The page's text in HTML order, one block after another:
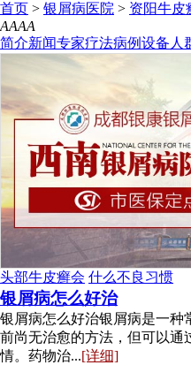
首页 > 银屑病医院 > 资阳牛皮
AAAA
简介新闻专家疗法病例设备 人
头部牛皮癣会 什么不良习惯
银屑病怎么好治
银屑病怎么好治银屑病是一种
前尚无治愈的方法，但可以通
情。药物治...[详细]